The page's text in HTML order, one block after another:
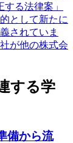
る法律案」
として新たに
されていま
が他の株式会
する学
備から流